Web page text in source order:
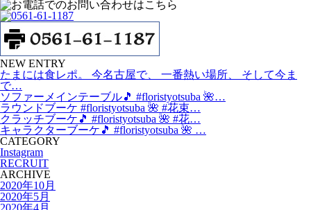
NEW ENTRY
たまには食レポ。 今名古屋で、 一番熱い場所、 そして今ま
で…
ソファーメインテーブル🎵 #floristyotsuba 🌺…
ラウンドブーケ #floristyotsuba 🌺 #花束…
クラッチブーケ🎵 #floristyotsuba 🌺 #花…
キャラクターブーケ🎵 #floristyotsuba 🌺 …
CATEGORY
Instagram
RECRUIT
ARCHIVE
2020年10月
2020年5月
2020年4月